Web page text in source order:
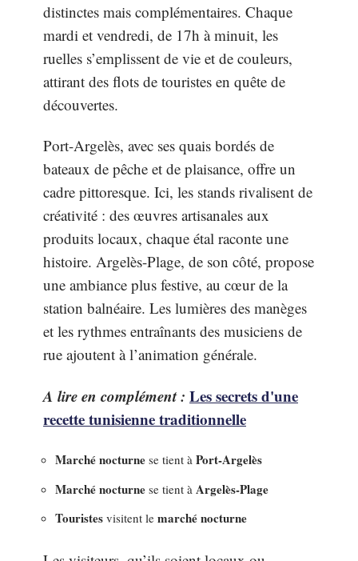
distinctes mais complémentaires. Chaque
mardi et vendredi, de 17h à minuit, les
ruelles s’emplissent de vie et de couleurs,
attirant des flots de touristes en quête de
découvertes.
Port-Argelès, avec ses quais bordés de
bateaux de pêche et de plaisance, offre un
cadre pittoresque. Ici, les stands rivalisent de
créativité : des œuvres artisanales aux
produits locaux, chaque étal raconte une
histoire. Argelès-Plage, de son côté, propose
une ambiance plus festive, au cœur de la
station balnéaire. Les lumières des manèges
et les rythmes entraînants des musiciens de
rue ajoutent à l’animation générale.
A lire en complément : Les secrets d'une
recette tunisienne traditionnelle
Marché nocturne se tient à Port-Argelès
Marché nocturne se tient à Argelès-Plage
Touristes visitent le marché nocturne